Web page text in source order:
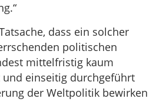
dass ein solcher
politischen
mittelfristig kaum
einseitig durchgeführt
der Weltpolitik bewirken